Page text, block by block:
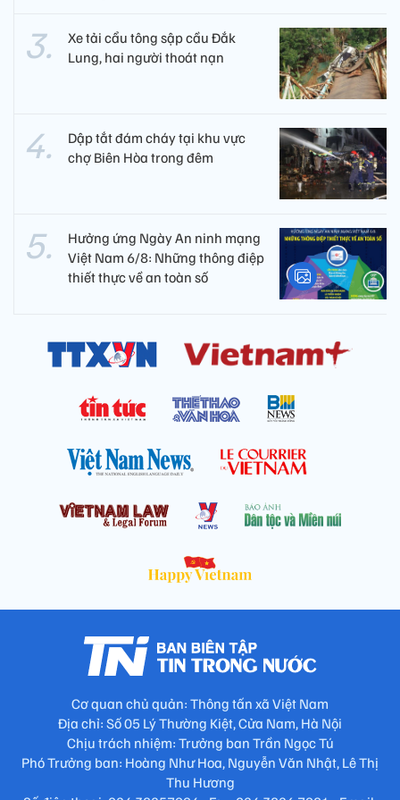
Xe tải cẩu tông sập cầu Đắk
Lung, hai người thoát nạn
Dập tắt đám cháy tại khu vực
chợ Biên Hòa trong đêm
Hưởng ứng Ngày An ninh mạng
Việt Nam 6/8: Những thông điệp
thiết thực về an toàn số
Cơ quan chủ quản: Thông tấn xã Việt Nam
Địa chỉ: Số 05 Lý Thường Kiệt, Cửa Nam, Hà Nội
Chịu trách nhiệm: Trưởng ban Trần Ngọc Tú
Phó Trưởng ban: Hoàng Như Hoa, Nguyễn Văn Nhật, Lê Thị
Thu Hương